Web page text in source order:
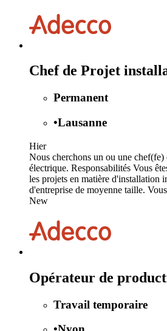
Chef de Projet
Permanent
•Lausanne
Hier
Nous cherchons un ou une
électrique. Responsabilités Vous
les projets en matière d'installation
d'entreprise de moyenne taille.
New
Opérateur de
Travail temporaire